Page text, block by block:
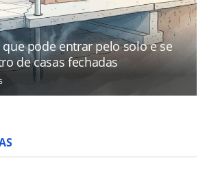
pode entrar pelo solo e se
de casas fechadas